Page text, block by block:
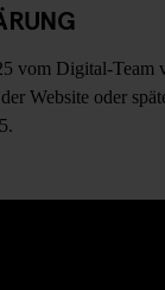
vom Digital-Team
Website oder